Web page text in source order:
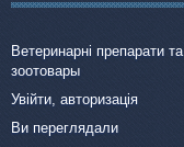
Ветеринарні препарати та
зоотовары
Увійти, авторизація
Ви переглядали